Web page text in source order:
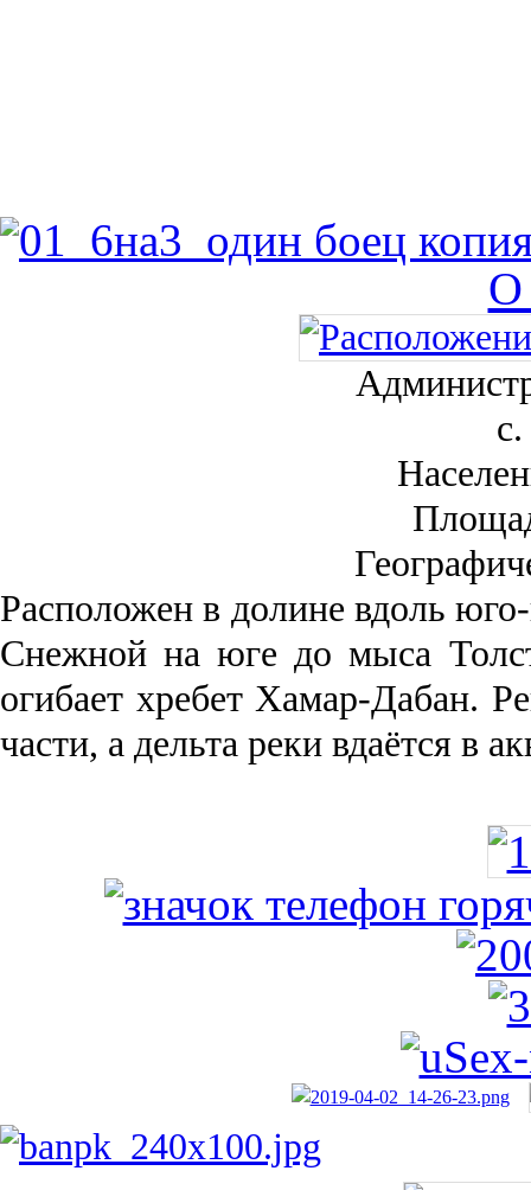
О
Рас­положен в долине вдоль
Снежной на юге до мыса
огибает хребет Хамар-Дабан.
части, а дельта реки вда­ётся в